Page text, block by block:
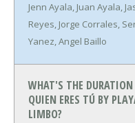
Jenn Ayala, Juan Ayala,
Reyes, Jorge Corrales,
Yanez, Angel Baillo
WHAT'S THE DURATION
QUIEN ERES TÚ BY
LIMBO?